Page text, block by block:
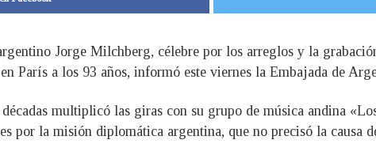
Jorge Milchberg, célebre por los arreglos y la
París a los 93 años, informó este viernes la Embajada de
multiplicó las giras con su grupo de música andina
por la misión diplomática argentina, que no precisó la causa